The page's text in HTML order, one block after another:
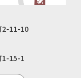
2-11-10
1-15-1